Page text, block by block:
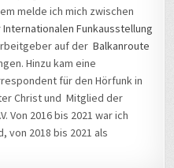
melde ich mich zwischen
Internationalen Funkausstellung
auf derBalkanroute
Hinzu kam eine
für den Hörfunk in
Christ und Mitglied der
Von 2016 bis 2021 war ich
2018 bis 2021 als